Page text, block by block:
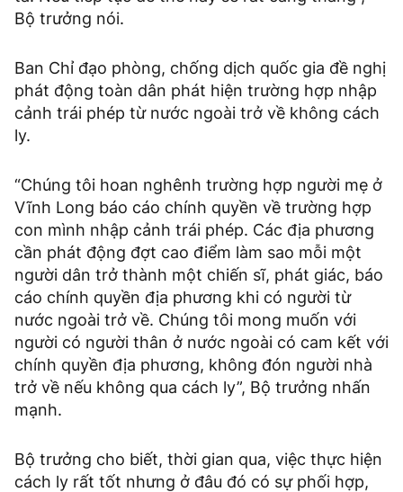
Bộ trưởng nói.
Ban Chỉ đạo phòng, chống dịch quốc gia đề nghị
phát động toàn dân phát hiện trường hợp nhập
cảnh trái phép từ nước ngoài trở về không cách
ly.
“Chúng tôi hoan nghênh trường hợp người mẹ ở
Vĩnh Long báo cáo chính quyền về trường hợp
con mình nhập cảnh trái phép. Các địa phương
cần phát động đợt cao điểm làm sao mỗi một
người dân trở thành một chiến sĩ, phát giác, báo
cáo chính quyền địa phương khi có người từ
nước ngoài trở về. Chúng tôi mong muốn với
người có người thân ở nước ngoài có cam kết với
chính quyền địa phương, không đón người nhà
trở về nếu không qua cách ly”, Bộ trưởng nhấn
mạnh.
Bộ trưởng cho biết, thời gian qua, việc thực hiện
cách ly rất tốt nhưng ở đâu đó có sự phối hợp,